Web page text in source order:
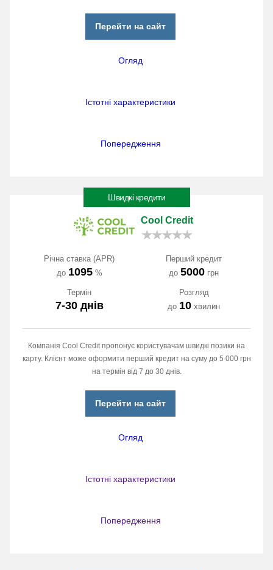
Перейти на сайт
Огляд
Істотні характеристики
Попередження
Швидкі кредити
Cool Credit
Річна ставка (APR)
до 1095%
Перший кредит
до 5000 грн
Термін
7-30 днів
Розгляд
до 10 хвилин
Компанія Cool Credit пропонує користувачам швидкі позики на
карту. Клієнт може оформити перший кредит на суму до 5 000 грн
на термін від 7 до 30 днів.
Перейти на сайт
Огляд
Істотні характеристики
Попередження